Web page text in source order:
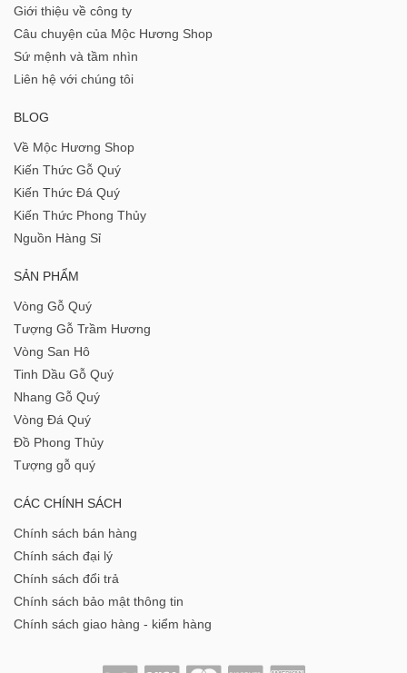
Giới thiệu về công ty
Câu chuyện của Mộc Hương Shop
Sứ mệnh và tầm nhìn
Liên hệ với chúng tôi
BLOG
Về Mộc Hương Shop
Kiến Thức Gỗ Quý
Kiến Thức Đá Quý
Kiến Thức Phong Thủy
Nguồn Hàng Sỉ
SẢN PHẨM
Vòng Gỗ Quý
Tượng Gỗ Trầm Hương
Vòng San Hô
Tinh Dầu Gỗ Quý
Nhang Gỗ Quý
Vòng Đá Quý
Đồ Phong Thủy
Tượng gỗ quý
CÁC CHÍNH SÁCH
Chính sách bán hàng
Chính sách đại lý
Chính sách đổi trả
Chính sách bảo mật thông tin
Chính sách giao hàng - kiểm hàng